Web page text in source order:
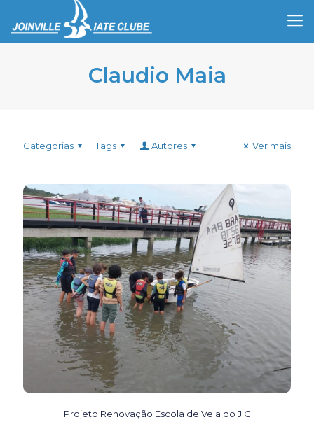
Claudio Maia
Categorias Tags Autores Ver mais
Projeto Renovação Escola de Vela do JIC